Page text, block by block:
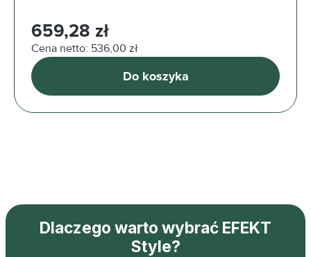
Cena regularna:
659,28 zł
Cena netto: 536,00 zł
Do koszyka
Dlaczego warto wybrać EFEKT
Style?